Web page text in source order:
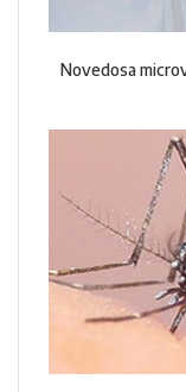
Novedosa